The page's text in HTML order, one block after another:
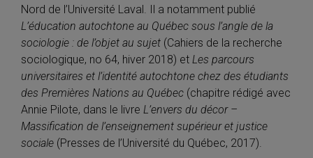
Nord de l’Université Laval. Il a notamment publié
L’éducation autochtone au Québec sous l’angle de la
sociologie : de l’objet au sujet (Cahiers de la recherche
sociologique, no 64, hiver 2018) et Les parcours
universitaires et l’identité autochtone chez des étudiants
des Premières Nations au Québec (chapitre rédigé avec
Annie Pilote, dans le livre L’envers du décor –
Massification de l’enseignement supérieur et justice
sociale (Presses de l’Université du Québec, 2017).